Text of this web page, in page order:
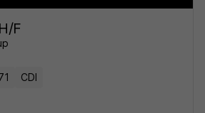
F
CDI